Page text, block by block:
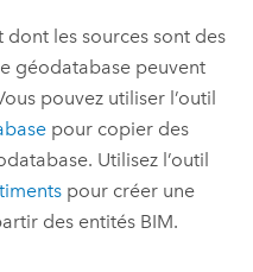
dont les sources sont des
géodatabase peuvent
pouvez utiliser l’outil
pour copier des
Utilisez l’outil
pour créer une
des entités BIM.